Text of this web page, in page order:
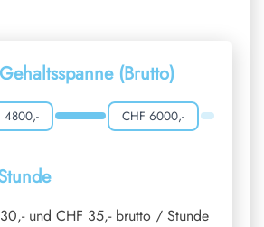
(Brutto)
4800,- CHF 6000,-
und CHF 35,- brutto / Stunde